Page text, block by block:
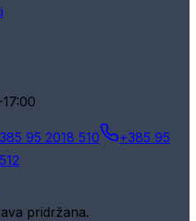
95 2018 510
+385 95
pridržana.